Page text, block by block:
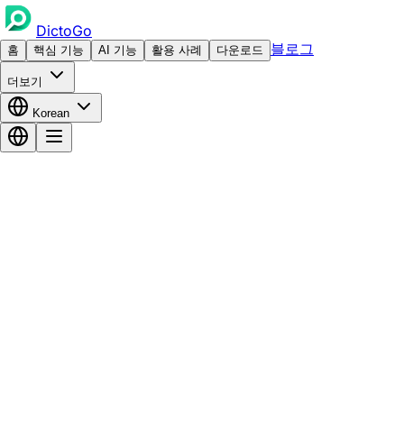
DictoGo
홈 핵심 기능 AI 기능 활용 사례 다운로드 블로그
더보기
Korean